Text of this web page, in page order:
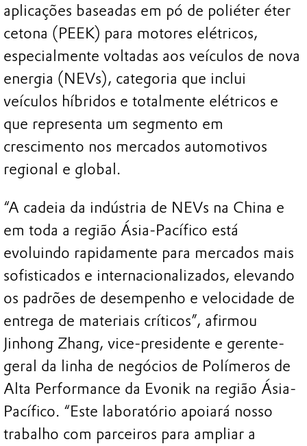
aplicações baseadas em pó de poliéter éter
cetona (PEEK) para motores elétricos,
especialmente voltadas aos veículos de nova
energia (NEVs), categoria que inclui
veículos híbridos e totalmente elétricos e
que representa um segmento em
crescimento nos mercados automotivos
regional e global.
“A cadeia da indústria de NEVs na China e
em toda a região Ásia-Pacífico está
evoluindo rapidamente para mercados mais
sofisticados e internacionalizados, elevando
os padrões de desempenho e velocidade de
entrega de materiais críticos”, afirmou
Jinhong Zhang, vice-presidente e gerente-
geral da linha de negócios de Polímeros de
Alta Performance da Evonik na região Ásia-
Pacífico. “Este laboratório apoiará nosso
trabalho com parceiros para ampliar a